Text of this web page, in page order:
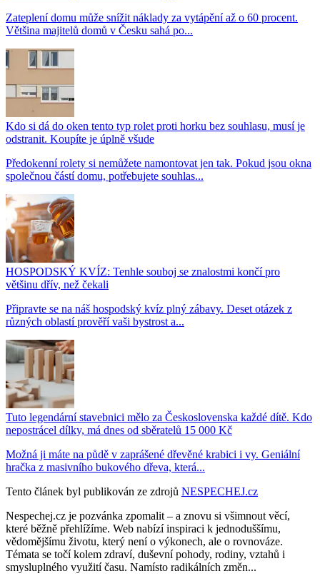
Zateplení domu může snížit náklady za vytápění až o 60 procent.
Většina majitelů domů v Česku sahá po...
Kdo si dá do oken tento typ rolet proti horku bez souhlasu, musí je
odstranit. Koupíte je úplně všude
Předokenní rolety si nemůžete namontovat jen tak. Pokud jsou okna
společnou částí domu, potřebujete souhlas...
HOSPODSKÝ KVÍZ: Tenhle souboj se znalostmi končí pro
většinu dřív, než čekali
Připravte se na náš hospodský kvíz plný zábavy. Deset otázek z
různých oblastí prověří vaši bystrost a...
Tuto legendární stavebnici mělo za Československa každé dítě. Kdo
nepostrácel dílky, má dnes od sběratelů 15 000 Kč
Možná ji máte na půdě v zaprášené dřevěné krabici i vy. Geniální
hračka z masivního bukového dřeva, která...
Tento článek byl publikován ze zdrojů NESPECHEJ.cz
Nespechej.cz je pozvánka zpomalit – a znovu si všimnout věcí,
které běžně přehlížíme. Web nabízí inspiraci k jednoduššímu,
vědomějšímu životu, který není o výkonech, ale o rovnováze.
Témata se točí kolem zdraví, duševní pohody, rodiny, vztahů i
smysluplného využití času. Namísto radikálních změn...